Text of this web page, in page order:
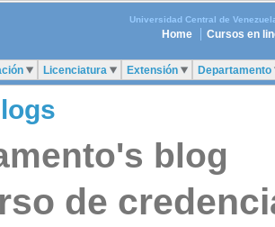
Universidad Central de
Home Cursos en
Licenciatura Extensión Departamento
blog
de